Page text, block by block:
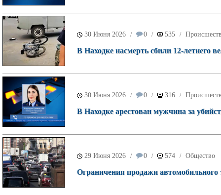
30 Июня 2026 / 0 / 535 /
В Находке насмерть сбили 12-летнего
30 Июня 2026 / 0 / 316 /
В Находке арестован мужчина за
29 Июня 2026 / 0 / 574 / Общество
Ограничения продажи